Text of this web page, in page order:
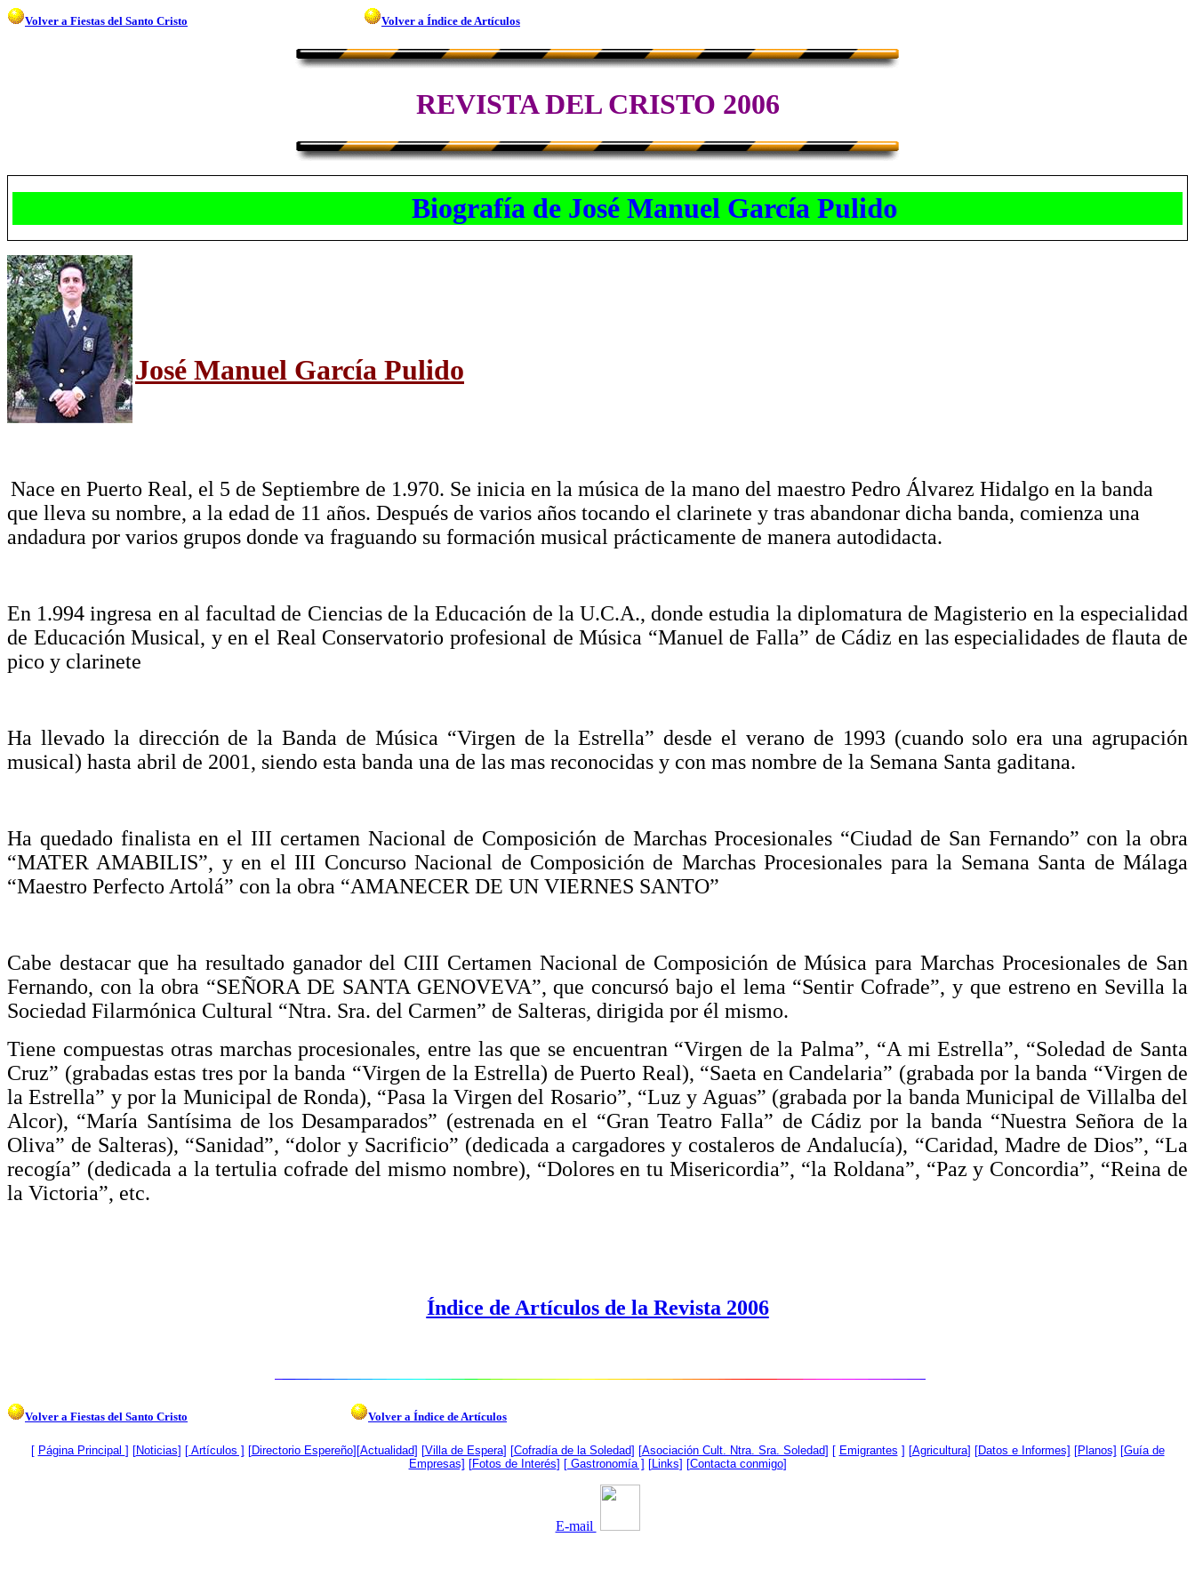
Volver a Fiestas del Santo Cristo Volver a Índice de Artículos
REVISTA DEL CRISTO 2006
Biografía de José Manuel García Pulido
José Manuel García Pulido
Nace en Puerto Real, el 5 de Septiembre de 1.970. Se inicia en la música de la mano del maestro Pedro Álvarez Hidalgo en la banda
que lleva su nombre, a la edad de 11 años. Después de varios años tocando el clarinete y tras abandonar dicha banda, comienza una
andadura por varios grupos donde va fraguando su formación musical prácticamente de manera autodidacta.
En 1.994 ingresa en al facultad de Ciencias de la Educación de la U.C.A., donde estudia la diplomatura de Magisterio en la especialidad
de Educación Musical, y en el Real Conservatorio profesional de Música “Manuel de Falla” de Cádiz en las especialidades de flauta de
pico y clarinete
Ha llevado la dirección de la Banda de Música “Virgen de la Estrella” desde el verano de 1993 (cuando solo era una agrupación
musical) hasta abril de 2001, siendo esta banda una de las mas reconocidas y con mas nombre de la Semana Santa gaditana.
Ha quedado finalista en el III certamen Nacional de Composición de Marchas Procesionales “Ciudad de San Fernando” con la obra
“MATER AMABILIS”, y en el III Concurso Nacional de Composición de Marchas Procesionales para la Semana Santa de Málaga
“Maestro Perfecto Artolá” con la obra “AMANECER DE UN VIERNES SANTO”
Cabe destacar que ha resultado ganador del CIII Certamen Nacional de Composición de Música para Marchas Procesionales de San
Fernando, con la obra “SEÑORA DE SANTA GENOVEVA”, que concursó bajo el lema “Sentir Cofrade”, y que estreno en Sevilla la
Sociedad Filarmónica Cultural “Ntra. Sra. del Carmen” de Salteras, dirigida por él mismo.
Tiene compuestas otras marchas procesionales, entre las que se encuentran “Virgen de la Palma”, “A mi Estrella”, “Soledad de Santa
Cruz” (grabadas estas tres por la banda “Virgen de la Estrella) de Puerto Real), “Saeta en Candelaria” (grabada por la banda “Virgen de
la Estrella” y por la Municipal de Ronda), “Pasa la Virgen del Rosario”, “Luz y Aguas” (grabada por la banda Municipal de Villalba del
Alcor), “María Santísima de los Desamparados” (estrenada en el “Gran Teatro Falla” de Cádiz por la banda “Nuestra Señora de la
Oliva” de Salteras), “Sanidad”, “dolor y Sacrificio” (dedicada a cargadores y costaleros de Andalucía), “Caridad, Madre de Dios”, “La
recogía” (dedicada a la tertulia cofrade del mismo nombre), “Dolores en tu Misericordia”, “la Roldana”, “Paz y Concordia”, “Reina de
la Victoria”, etc.
Índice de Artículos de la Revista 2006
Volver a Fiestas del Santo Cristo Volver a Índice de Artículos
[ Página Principal ] [Noticias] [ Artículos ] [Directorio Espereño][Actualidad] [Villa de Espera] [Cofradía de la Soledad] [Asociación Cult. Ntra. Sra. Soledad] [ Emigrantes ] [Agricultura] [Datos e Informes] [Planos] [Guía de
Empresas] [Fotos de Interés] [ Gastronomía ] [Links] [Contacta conmigo]
E-mail